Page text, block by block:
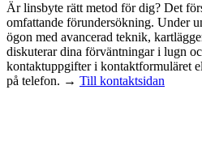
Är linsbyte rätt metod för dig? Det
omfattande förundersökning. Under
ögon med avancerad teknik,
diskuterar dina förväntningar i lugn
kontaktuppgifter i kontaktformuläret
på telefon. → Till kontaktsidan